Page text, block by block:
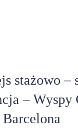
stażowo
– Wyspy